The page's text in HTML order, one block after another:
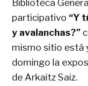
Bibliotèca
participativo “Y
y avalanchas?”
mismo sitio está
domingo la
de Arkaitz Saiz.